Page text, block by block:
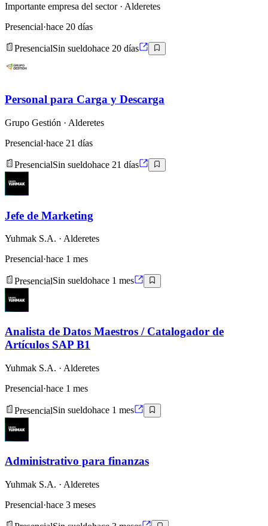
Importante empresa del sector· Alderetes
Presencial·hace 20 días
PresencialSin sueldohace 20 días
Personal para Carga y Descarga
Grupo Gestión · Alderetes
Presencial·hace 21 días
PresencialSin sueldohace 21 días
Jefe de Marketing
Yuhmak S.A. · Alderetes
Presencial·hace 1 mes
PresencialSin sueldohace 1 mes
Analista de Datos Maestros / Catalogador de
Artículos SAP B1
Yuhmak S.A. · Alderetes
Presencial·hace 1 mes
PresencialSin sueldohace 1 mes
Administrativo para finanzas
Yuhmak S.A. · Alderetes
Presencial·hace 3 meses